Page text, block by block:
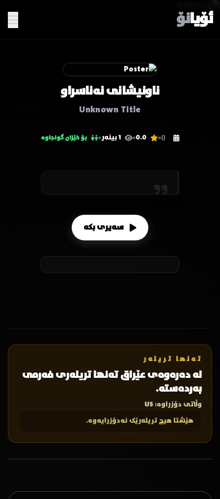
ئۆیانۆ
ناونیشانی نەناسراو
Unknown Title
()
0.0 1 بینەر بۆ خێزان گونجاوە
سەیری بکە
تەنها تریلەر
لە دەرەوەی عێراق تەنها تریلەری فەرمی
بەردەستە.
وڵاتی دۆزراوە:US
هێشتا هیچ تریلەرێک نەدۆزرایەوە.